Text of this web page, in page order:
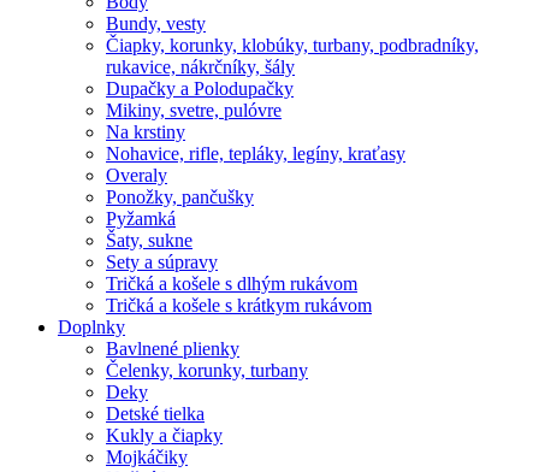
Bundy, vesty
Čiapky, korunky, klobúky, turbany, podbradníky,
rukavice, nákrčníky, šály
Dupačky a Polodupačky
Mikiny, svetre, pulóvre
Na krstiny
Nohavice, rifle, tepláky, legíny, kraťasy
Overaly
Ponožky, pančušky
Pyžamká
Šaty, sukne
Sety a súpravy
Tričká a košele s dlhým rukávom
Tričká a košele s krátkym rukávom
Doplnky
Bavlnené plienky
Čelenky, korunky, turbany
Deky
Detské tielka
Kukly a čiapky
Mojkáčiky